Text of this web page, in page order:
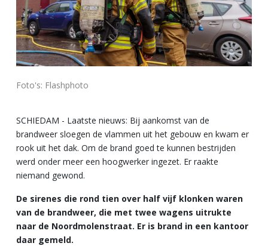
Foto's: Flashphoto
SCHIEDAM - Laatste nieuws: Bij aankomst van de
brandweer sloegen de vlammen uit het gebouw en kwam er
rook uit het dak. Om de brand goed te kunnen bestrijden
werd onder meer een hoogwerker ingezet. Er raakte
niemand gewond.
De sirenes die rond tien over half vijf klonken waren
van de brandweer, die met twee wagens uitrukte
naar de Noordmolenstraat. Er is brand in een kantoor
daar gemeld.